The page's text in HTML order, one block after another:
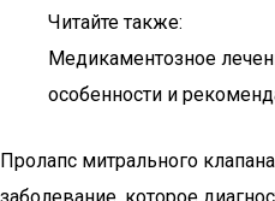
Читайте также:
Медикаментозное
особенности и
Пролапс митрального